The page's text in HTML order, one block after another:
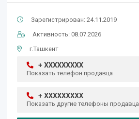
Зарегистрирован: 24.11.2019
Активность: 08.07.2026
г.Ташкент
+ XXXXXXXXX
Показать телефон продавца
+ XXXXXXXXX
Показать другие телефоны продавца